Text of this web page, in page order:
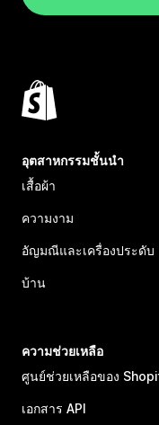
อุตสาหกรรมชั้นนำ
เสื้อผ้า
ความงาม
อัญมณีและเครื่องประดับ
บ้าน
ความช่วยเหลือ
ศูนย์ช่วยเหลือของ
เอกสาร API